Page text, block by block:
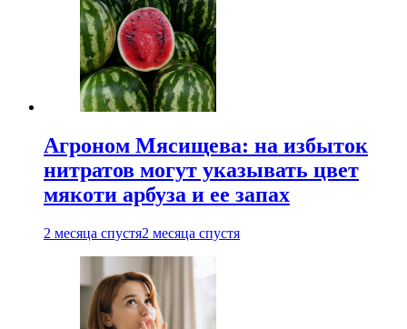
Агроном Мясищева: на избыток
нитратов могут указывать цвет
мякоти арбуза и ее запах
2 месяца спустя2 месяца спустя